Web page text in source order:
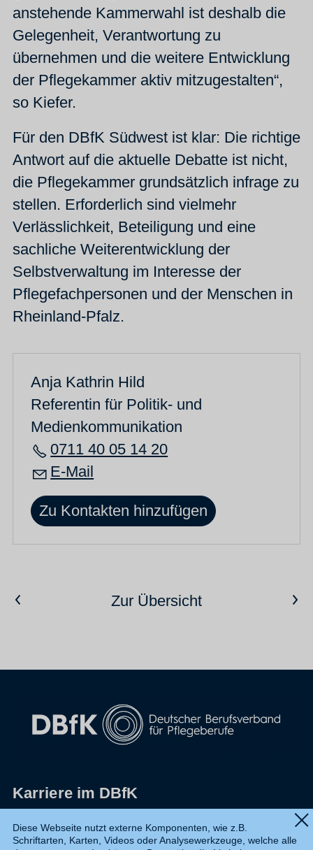
anstehende Kammerwahl ist deshalb die
Gelegenheit, Verantwortung zu
übernehmen und die weitere Entwicklung
der Pflegekammer aktiv mitzugestalten“,
so Kiefer.
Für den DBfK Südwest ist klar: Die richtige
Antwort auf die aktuelle Debatte ist nicht,
die Pflegekammer grundsätzlich infrage zu
stellen. Erforderlich sind vielmehr
Verlässlichkeit, Beteiligung und eine
sachliche Weiterentwicklung der
Selbstverwaltung im Interesse der
Pflegefachpersonen und der Menschen in
Rheinland-Pfalz.
Anja Kathrin Hild
Referentin für Politik- und
Medienkommunikation
0711 40 05 14 20
E-Mail
Zu Kontakten hinzufügen
Vorheriger ArtikelZur ÜbersichtNächster Artikel
Karriere im DBfK
Datenschutz
Diese Webseite nutzt externe Komponenten, wie z.B.
Schriftarten, Karten, Videos oder Analysewerkzeuge, welche alle